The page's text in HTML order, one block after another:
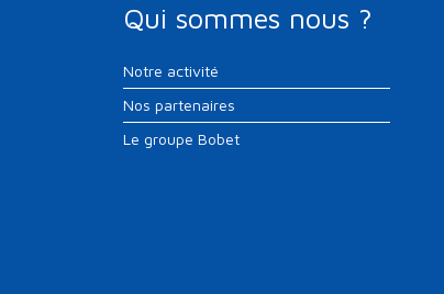
Qui sommes nous ?
Notre activité
Nos partenaires
Le groupe Bobet